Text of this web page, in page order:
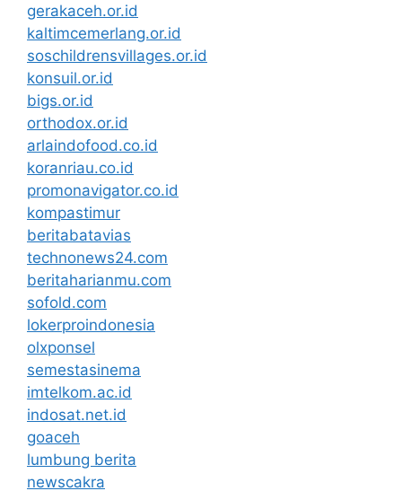
gerakaceh.or.id
kaltimcemerlang.or.id
soschildrensvillages.or.id
konsuil.or.id
bigs.or.id
orthodox.or.id
arlaindofood.co.id
koranriau.co.id
promonavigator.co.id
kompastimur
beritabatavias
technonews24.com
beritaharianmu.com
sofold.com
lokerproindonesia
olxponsel
semestasinema
imtelkom.ac.id
indosat.net.id
goaceh
lumbung berita
newscakra